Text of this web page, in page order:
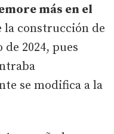
más en el
la construcción de
2024, pues
se modifica a la